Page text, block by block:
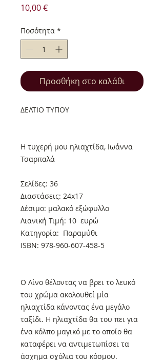
10,00 €Τιμή
Ποσότητα *
Προσθήκη στο καλάθι
ΔΕΛΤΙΟ ΤΥΠΟΥ
Η τυχερή μου ηλιαχτίδα, Ιωάννα
Τσαρπαλά
Σελίδες: 36
Διαστάσεις: 24x17
Δέσιμο: μαλακό εξώφυλλο
Λιανική Τιμή: 10 ευρώ
Κατηγορία: Παραμύθι
ISBN: 978-960-607-458-5
Ο Λίνο θέλοντας να βρει το λευκό
του χρώμα ακολουθεί μία
ηλιαχτίδα κάνοντας ένα μεγάλο
ταξίδι. Η ηλιαχτίδα θα του πει για
ένα κόλπο μαγικό με το οποίο θα
καταφέρει να αντιμετωπίσει τα
άσχημα σχόλια του κόσμου.